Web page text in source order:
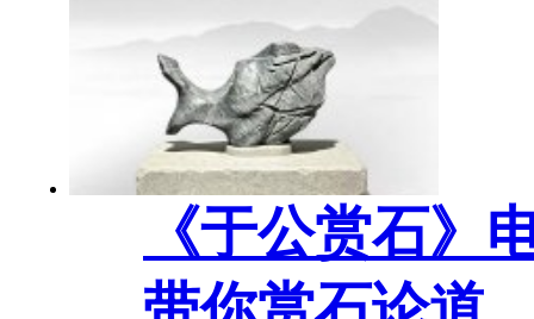
花》。石上生花
石，为毛绒石与
《于公赏石》